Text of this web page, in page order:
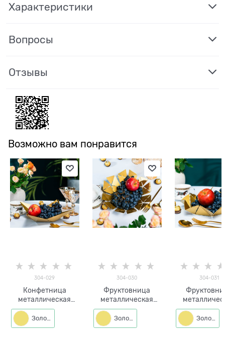
Характеристики
Вопросы
Отзывы
Возможно вам понравится
304-029
Конфетница
металлическая
304-029 ширина
36смЗолото
304-030
Фруктовница
металлическая
304-030 ширина
27смЗолото
304-031
304-031
27смЗолото